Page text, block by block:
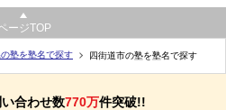
ージTOP
塾を塾名で探す 四街道市の塾を塾名で探す
合わせ数770万件突破!!